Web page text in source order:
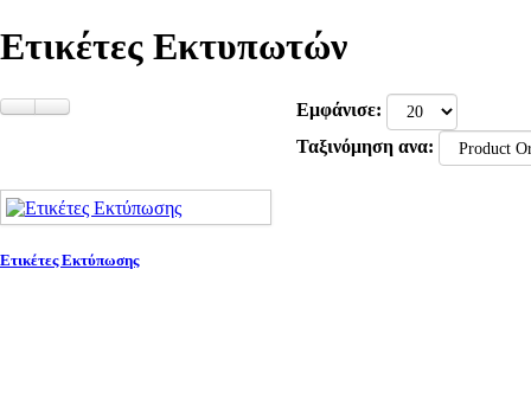
Ετικέτες Εκτυπωτών
Εμφάνισε:
Ταξινόμηση ανα:
Ετικέτες Εκτύπωσης